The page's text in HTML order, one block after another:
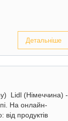
Детальніше
Lidl (Німеччина) -
На онлайн-
продуктів